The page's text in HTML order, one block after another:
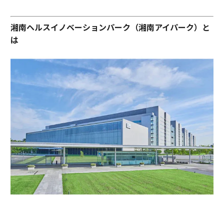
湘南ヘルスイノベーションパーク（湘南アイパーク）と
は